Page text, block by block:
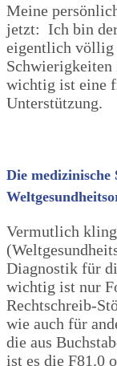
Meine
jetzt: Ich bin
eigentlich völlig
Schwierigkeiten
wichtig ist eine
Unterstützung.
Die medizinische
Vermutlich
Diagnostik für
wichtig ist nur
Rechtschreib-
wie auch für
die aus
ist es die F81.0